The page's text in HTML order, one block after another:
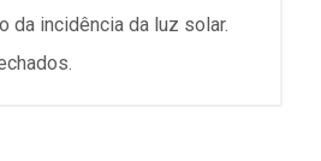
da incidência da luz solar.